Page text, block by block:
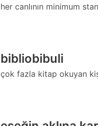
her canlının minimum
bibliobibuli
çok fazla kitap okuyan